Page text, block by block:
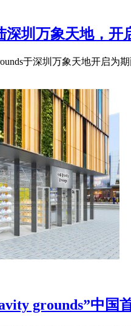
深圳万象天地，开
于深圳万象天地开启
grounds”中国